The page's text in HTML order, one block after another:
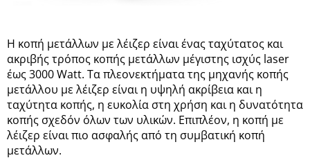
Η κοπή μετάλλων με λέιζερ είναι ένας ταχύτατος και
ακριβής τρόπος κοπής μετάλλων μέγιστης ισχύς laser
έως 3000 Watt. Τα πλεονεκτήματα της μηχανής κοπής
μετάλλου με λέιζερ είναι η υψηλή ακρίβεια και η
ταχύτητα κοπής, η ευκολία στη χρήση και η δυνατότητα
κοπής σχεδόν όλων των υλικών. Επιπλέον, η κοπή με
λέιζερ είναι πιο ασφαλής από τη συμβατική κοπή
μετάλλων.